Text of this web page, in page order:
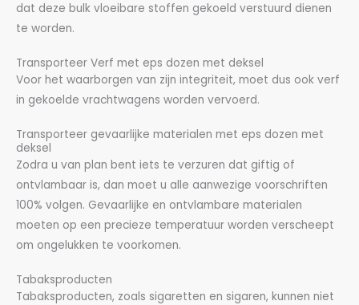
dat deze bulk vloeibare stoffen gekoeld verstuurd dienen
te worden.
Transporteer Verf met eps dozen met deksel
Voor het waarborgen van zijn integriteit, moet dus ook verf
in gekoelde vrachtwagens worden vervoerd.
Transporteer gevaarlijke materialen met eps dozen met
deksel
Zodra u van plan bent iets te verzuren dat giftig of
ontvlambaar is, dan moet u alle aanwezige voorschriften
100% volgen. Gevaarlijke en ontvlambare materialen
moeten op een precieze temperatuur worden verscheept
om ongelukken te voorkomen.
Tabaksproducten
Tabaksproducten, zoals sigaretten en sigaren, kunnen niet